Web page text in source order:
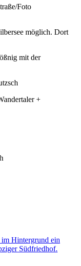
Foto
möglich. Dort
mit der
+